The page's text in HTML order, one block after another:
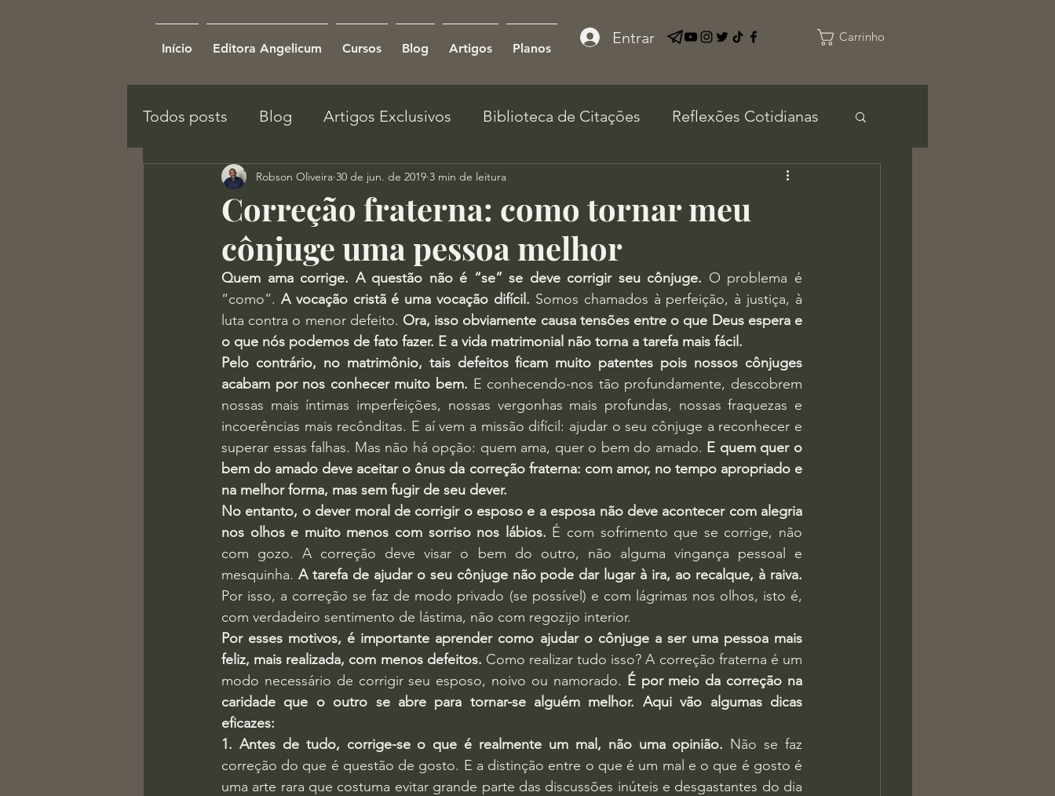
Início Editora Angelicum Cursos Blog Artigos Planos
Entrar Carrinho
Todos posts Blog Artigos Exclusivos Biblioteca de Citações Reflexões Cotidianas
Correção fraterna: como tornar meu
cônjuge uma pessoa melhor
Robson Oliveira 30 de jun. de 2019 3 min de leitura
Quem ama corrige. A questão não é “se” se deve corrigir seu cônjuge. O problema é
“como”. A vocação cristã é uma vocação difícil. Somos chamados à perfeição, à justiça, à
luta contra o menor defeito. Ora, isso obviamente causa tensões entre o que Deus espera e
o que nós podemos de fato fazer. E a vida matrimonial não torna a tarefa mais fácil.
Pelo contrário, no matrimônio, tais defeitos ficam muito patentes pois nossos cônjuges
acabam por nos conhecer muito bem. E conhecendo-nos tão profundamente, descobrem
nossas mais íntimas imperfeições, nossas vergonhas mais profundas, nossas fraquezas e
incoerências mais recônditas. E aí vem a missão difícil: ajudar o seu cônjuge a reconhecer e
superar essas falhas. Mas não há opção: quem ama, quer o bem do amado. E quem quer o
bem do amado deve aceitar o ônus da correção fraterna: com amor, no tempo apropriado e
na melhor forma, mas sem fugir de seu dever.
No entanto, o dever moral de corrigir o esposo e a esposa não deve acontecer com alegria
nos olhos e muito menos com sorriso nos lábios. É com sofrimento que se corrige, não
com gozo. A correção deve visar o bem do outro, não alguma vingança pessoal e
mesquinha. A tarefa de ajudar o seu cônjuge não pode dar lugar à ira, ao recalque, à raiva.
Por isso, a correção se faz de modo privado (se possível) e com lágrimas nos olhos, isto é,
com verdadeiro sentimento de lástima, não com regozijo interior.
Por esses motivos, é importante aprender como ajudar o cônjuge a ser uma pessoa mais
feliz, mais realizada, com menos defeitos. Como realizar tudo isso? A correção fraterna é um
modo necessário de corrigir seu esposo, noivo ou namorado. É por meio da correção na
caridade que o outro se abre para tornar-se alguém melhor. Aqui vão algumas dicas
eficazes:
1. Antes de tudo, corrige-se o que é realmente um mal, não uma opinião. Não se faz
correção do que é questão de gosto. E a distinção entre o que é um mal e o que é gosto é
uma arte rara que costuma evitar grande parte das discussões inúteis e desgastantes do dia